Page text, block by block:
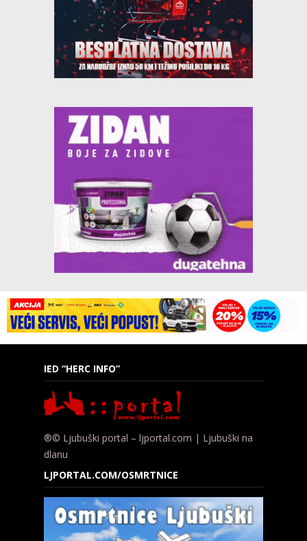
IED “HERC INFO”
®© Ljubuški portal – ljportal.com | Ljubuški na
dlanu
LJPORTAL.COM/OSMRTNICE